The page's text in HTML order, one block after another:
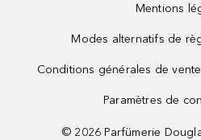
Mentions
Modes alternatifs de
Conditions générales de
Paramètres de
© 2026 Parfümerie